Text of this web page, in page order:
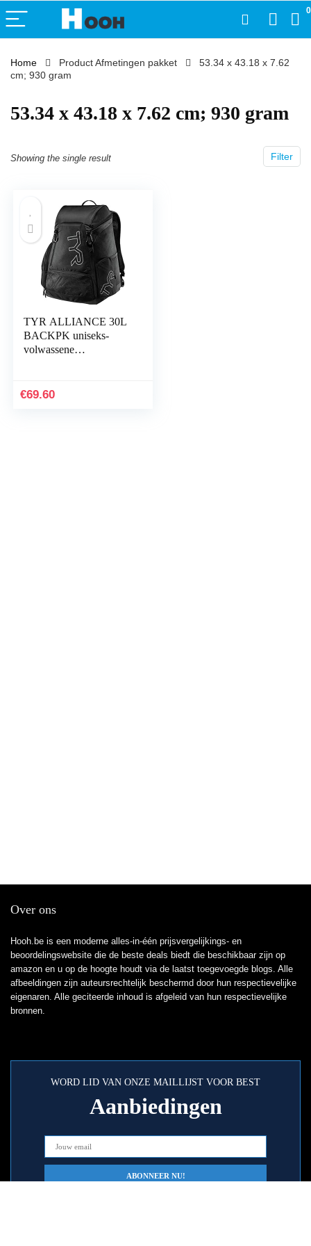
0
Home Product Afmetingen pakket
‎53.34 x 43.18 x 7.62
cm; 930 gram
‎53.34 x 43.18 x 7.62 cm; 930 gram
Filter
Showing the single result
TYR ALLIANCE 30L
BACKPK uniseks-
volwassene
€69.60
Over ons
Hooh.be is een moderne alles-in-één prijsvergelijkings- en
beoordelingswebsite die de beste deals biedt die beschikbaar zijn op
amazon en u op de hoogte houdt via de laatst toegevoegde blogs. Alle
afbeeldingen zijn auteursrechtelijk beschermd door hun respectievelijke
eigenaren. Alle geciteerde inhoud is afgeleid van hun respectievelijke
bronnen.
WORD LID VAN ONZE MAILLIJST VOOR BEST
Aanbiedingen